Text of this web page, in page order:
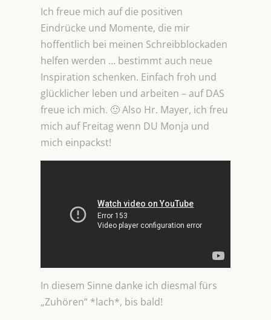
Ich freue mich auf die positiven
Eindrücke und Momente, die mir
hoffentlich bei meinen Schreibblockaden
helfen werden … bestimmt auch neue
Inspiration schenken. Einfach froh und
glücklicher leben und arbeiten – auf DAS
freue ich mich. 🙂 Also Hr. Mayer, ich freu
mich auf Freitag wenn DU Monja und
mich einpackst!
In diesem Sinne danke ich diesmal fürs
„Zuhören“ *lach*, bis bald!